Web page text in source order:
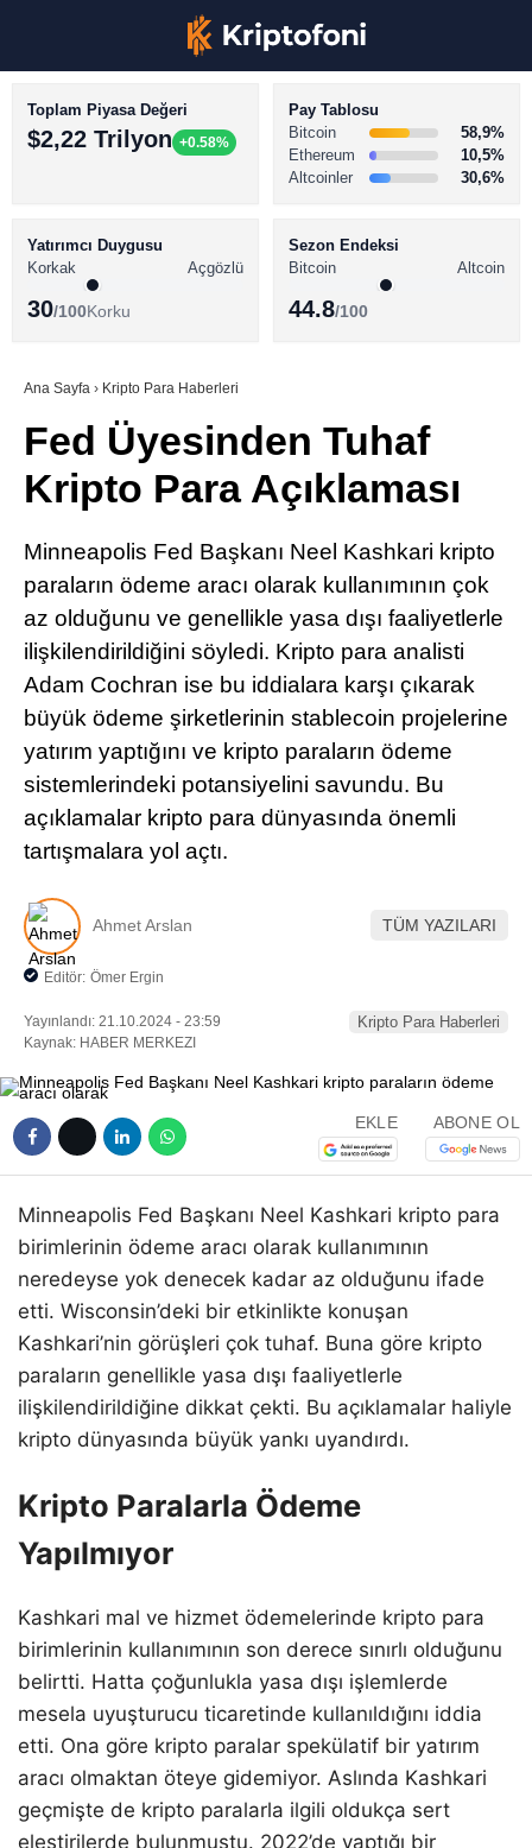
Youtube
TikTok
Pinterest
LinkedIn
Telegram
BİTCOİN HABERLERİ
ALTCOİN HABERLERİ
SÖZLÜK
Toplam Piyasa Değeri
$2,22 Trilyon +0.58%
Pay Tablosu
Bitcoin
58,9%
Ethereum
10,5%
Altcoinler
30,6%
Yatırımcı Duygusu
Korkak
Açgözlü
30/100Korku
Sezon Endeksi
Bitcoin
Altcoin
44.8/100
Ana Sayfa › Kripto Para Haberleri
Fed Üyesinden Tuhaf
Kripto Para Açıklaması
Minneapolis Fed Başkanı Neel Kashkari kripto
paraların ödeme aracı olarak kullanımının çok
az olduğunu ve genellikle yasa dışı faaliyetlerle
ilişkilendirildiğini söyledi. Kripto para analisti
Adam Cochran ise bu iddialara karşı çıkarak
büyük ödeme şirketlerinin stablecoin projelerine
yatırım yaptığını ve kripto paraların ödeme
sistemlerindeki potansiyelini savundu. Bu
açıklamalar kripto para dünyasında önemli
tartışmalara yol açtı.
Ahmet Arslan TÜM YAZILARI
Editör: Ömer Ergin
Yayınlandı: 21.10.2024 - 23:59
Kaynak: HABER MERKEZI
Kripto Para Haberleri
EKLE ABONE OL
Minneapolis Fed Başkanı Neel Kashkari kripto para
birimlerinin ödeme aracı olarak kullanımının
neredeyse yok denecek kadar az olduğunu ifade
etti. Wisconsin’deki bir etkinlikte konuşan
Kashkari’nin görüşleri çok tuhaf. Buna göre kripto
paraların genellikle yasa dışı faaliyetlerle
ilişkilendirildiğine dikkat çekti. Bu açıklamalar haliyle
kripto dünyasında büyük yankı uyandırdı.
Kripto Paralarla Ödeme
Yapılmıyor
Kashkari mal ve hizmet ödemelerinde kripto para
birimlerinin kullanımının son derece sınırlı olduğunu
belirtti. Hatta çoğunlukla yasa dışı işlemlerde
mesela uyuşturucu ticaretinde kullanıldığını iddia
etti. Ona göre kripto paralar spekülatif bir yatırım
aracı olmaktan öteye gidemiyor. Aslında Kashkari
geçmişte de kripto paralarla ilgili oldukça sert
eleştirilerde bulunmuştu. 2022’de yaptığı bir